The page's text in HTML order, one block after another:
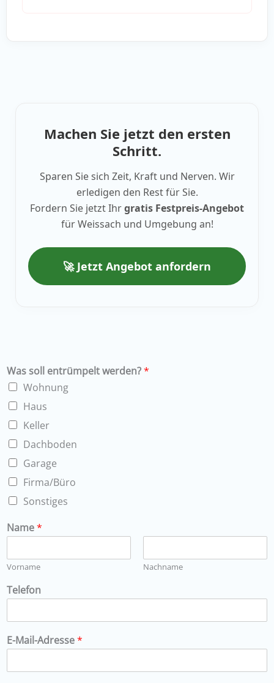
Machen Sie jetzt den ersten
Schritt.
Sparen Sie sich Zeit, Kraft und Nerven. Wir
erledigen den Rest für Sie.
Fordern Sie jetzt Ihrgratis Festpreis-Angebot
für Weissach und Umgebung an!
🚀 Jetzt Angebot anfordern
Was soll entrümpelt werden?*
Wohnung
Haus
Keller
Dachboden
Garage
Firma/Büro
Sonstiges
Name*
Vorname Nachname
Telefon
E-Mail-Adresse*